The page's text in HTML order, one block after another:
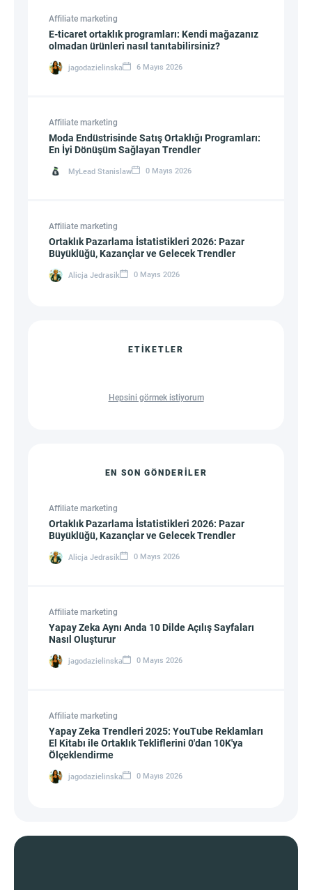
Affiliate marketing
E-ticaret ortaklık programları: Kendi mağazanız
olmadan ürünleri nasıl tanıtabilirsiniz?
jagodazielinska 6 Mayıs 2026
Affiliate marketing
Moda Endüstrisinde Satış Ortaklığı Programları:
En İyi Dönüşüm Sağlayan Trendler
MyLead Stanislaw 0 Mayıs 2026
Affiliate marketing
Ortaklık Pazarlama İstatistikleri 2026: Pazar
Büyüklüğü, Kazançlar ve Gelecek Trendler
Alicja Jedrasik 0 Mayıs 2026
ETIKETLER
Hepsini görmek istiyorum
EN SON GÖNDERILER
Affiliate marketing
Ortaklık Pazarlama İstatistikleri 2026: Pazar
Büyüklüğü, Kazançlar ve Gelecek Trendler
Alicja Jedrasik 0 Mayıs 2026
Affiliate marketing
Yapay Zeka Aynı Anda 10 Dilde Açılış Sayfaları
Nasıl Oluşturur
jagodazielinska 0 Mayıs 2026
Affiliate marketing
Yapay Zeka Trendleri 2025: YouTube Reklamları
El Kitabı ile Ortaklık Tekliflerini 0'dan 10K'ya
Ölçeklendirme
jagodazielinska 0 Mayıs 2026